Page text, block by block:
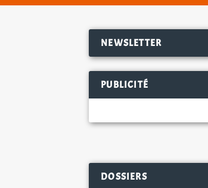
NEWSLETTER
PUBLICITÉ
DOSSIERS